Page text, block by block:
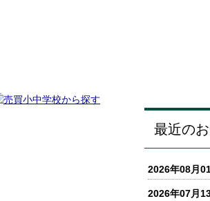
最近の
2026年08月
2026年07月